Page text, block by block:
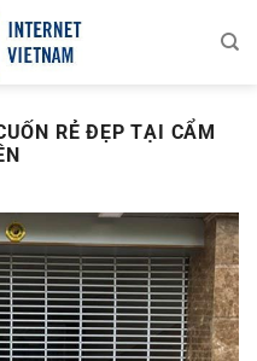
RẺ ĐẸP TẠI CẨM